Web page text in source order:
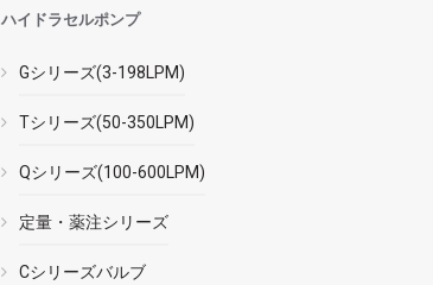
ハイドラセルポンプ
Gシリーズ(3-198LPM)
Tシリーズ(50-350LPM)
Qシリーズ(100-600LPM)
定量・薬注シリーズ
Cシリーズバルブ